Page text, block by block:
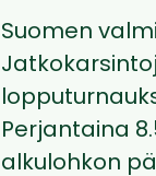
Suomen
Perjantaina
alkulohkon